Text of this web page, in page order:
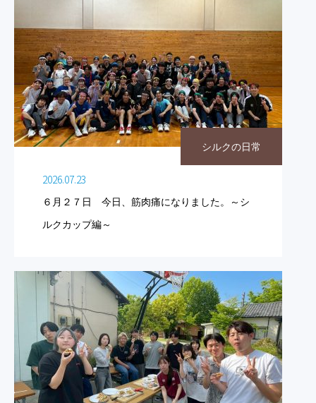
シルクの日常
2026.07.23
６月２７日 今日、筋肉痛になりました。～シ
ルクカップ編～